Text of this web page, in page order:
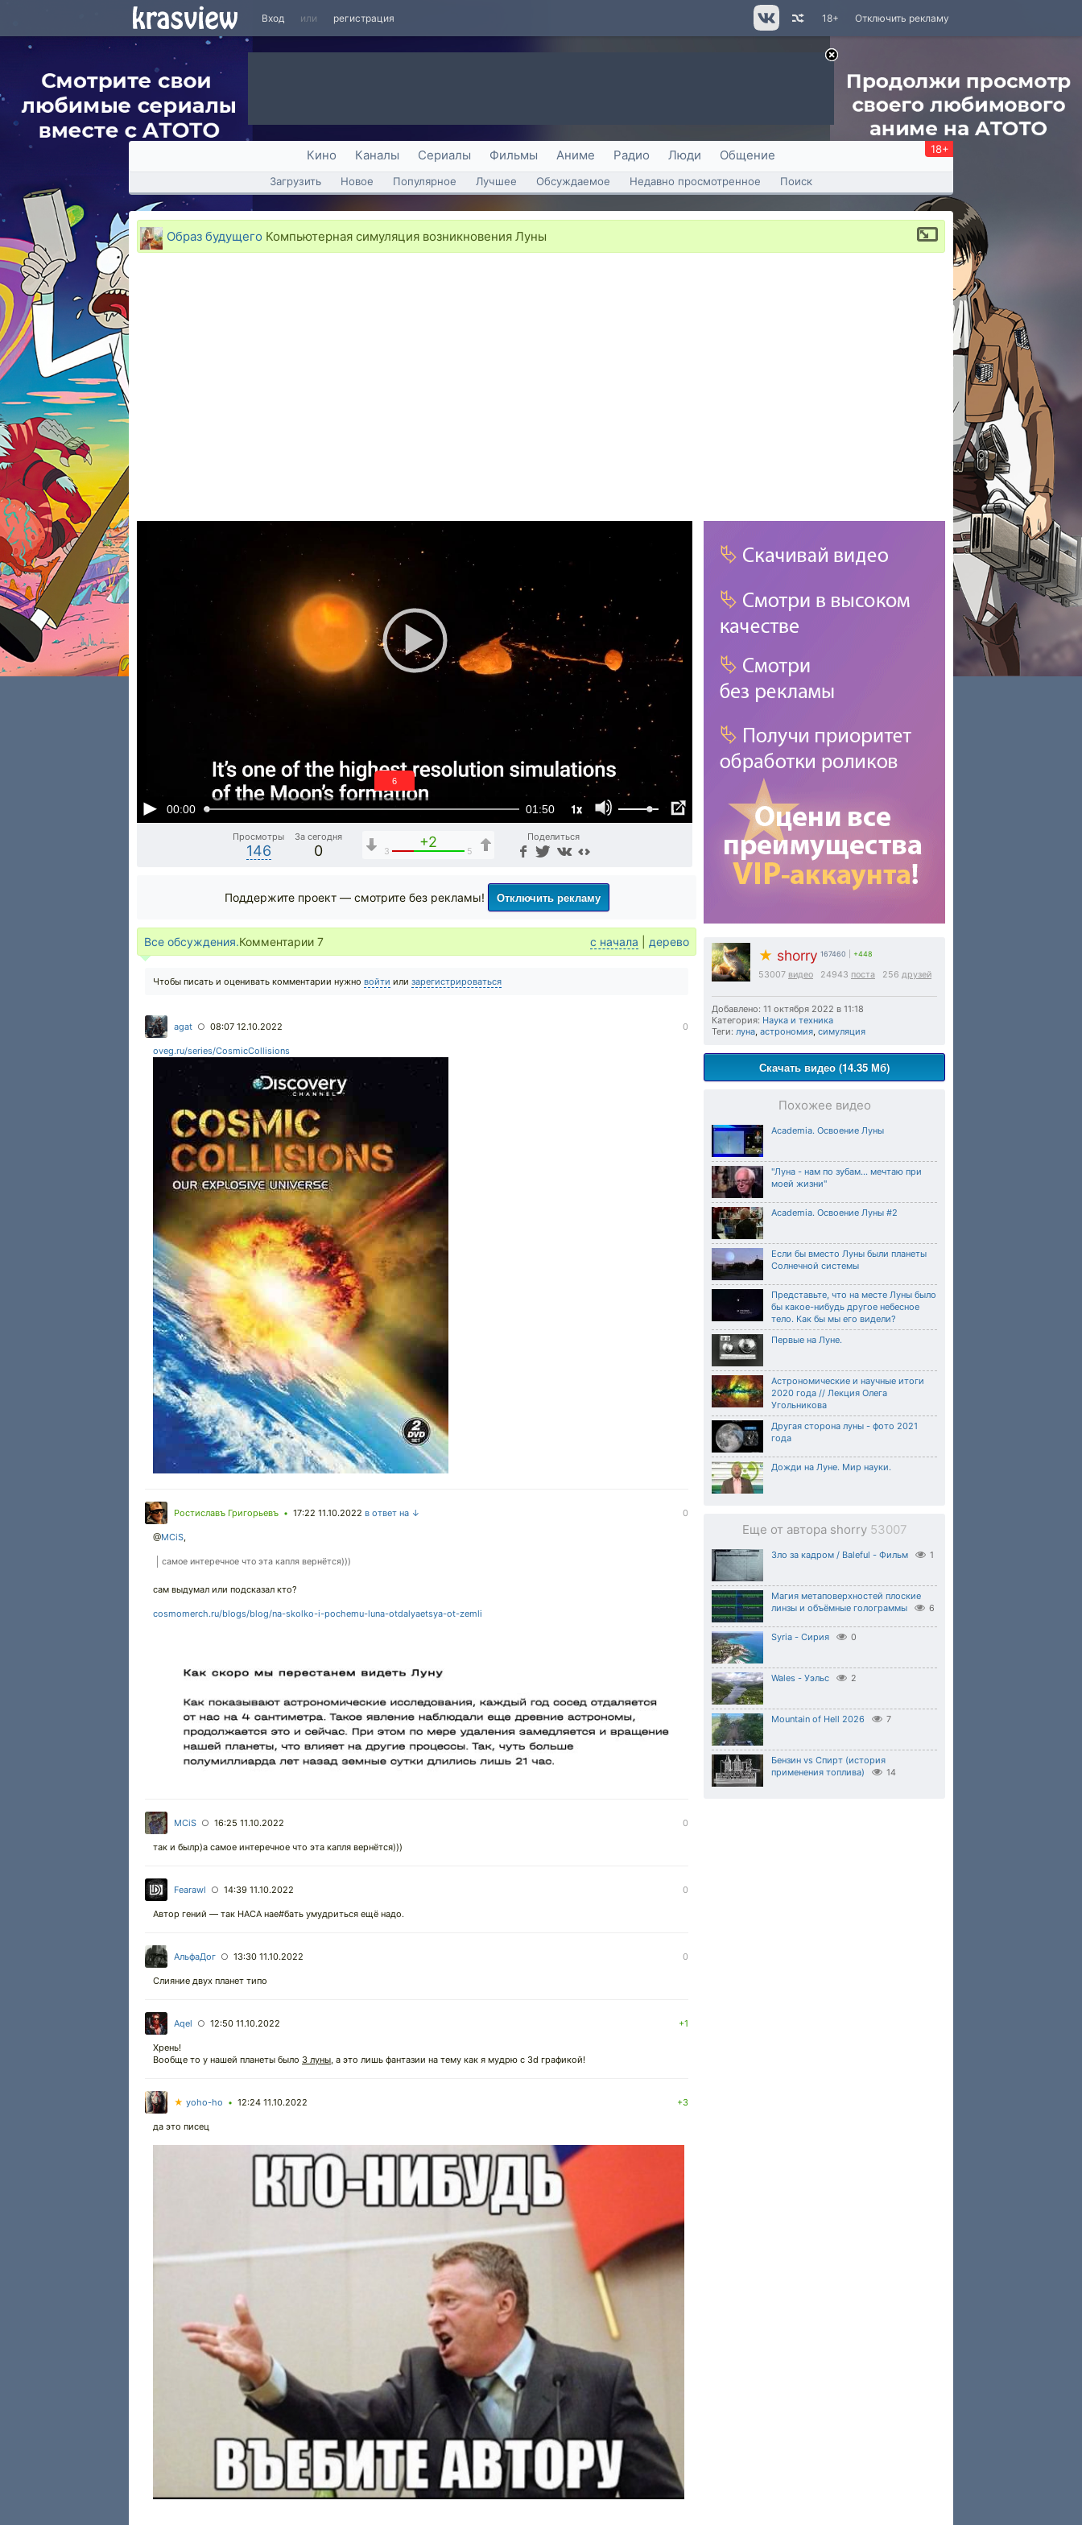
Вход или регистрация Отключить рекламу
18+
Кино Каналы Сериалы Фильмы Аниме Радио Люди Общение 18+
Загрузить Новое Популярное Лучшее Обсуждаемое Недавно просмотренное Поиск
Образ будущего Компьютерная симуляция возникновения Луны
00:00 01:50 1x
6
Просмотры
146
За сегодня
0
+2
3 5
Поделиться
★ shorry 167460 +448
53007 видео 24943 поста 256 друзей
Добавлено: 11 октября 2022 в 11:18
Категория: Наука и техника
Теги: луна, астрономия, симуляция
Скачать видео (14.35 Мб)
Похожее видео
Academia. Освоение Луны
"Луна - нам по зубам... мечтаю при
моей жизни"
Academia. Освоение Луны #2
Если бы вместо Луны были планеты
Солнечной системы
Представьте, что на месте Луны было
бы какое-нибудь другое небесное
тело. Как бы мы его видели?
Первые на Луне.
Астрономические и научные итоги
2020 года // Лекция Олега
Угольникова
Другая сторона луны - фото 2021
года
Дожди на Луне. Мир науки.
Еще от автора shorry 53007
Зло за кадром / Baleful - Фильм 1
Магия метаповерхностей плоские
линзы и объёмные голограммы
6
Syria - Сирия 0
Wales - Уэльс 2
Mountain of Hell 2026 7
Бензин vs Спирт (история
применения топлива)
14
Поддержите проект — смотрите без рекламы! Отключить рекламу
Все обсуждения.Комментарии 7 с начала дерево
Чтобы писать и оценивать комментарии нужно войти или зарегистрироваться
agat ○ 08:07 12.10.2022 0
oveg.ru/series/CosmicCollisions
Ростиславъ Григорьевъ • 17:22 11.10.2022 в ответ на ↓ 0
@MCiS,
самое интеречное что эта капля вернётся)))
сам выдумал или подсказал кто?
cosmomerch.ru/blogs/blog/na-skolko-i-pochemu-luna-otdalyaetsya-ot-zemli
MCiS ○ 16:25 11.10.2022 0
так и былр)а самое интеречное что эта капля вернётся)))
Fearawl ○ 14:39 11.10.2022 0
Автор гений — так НАСА нае#бать умудриться ещё надо.
АльфаДог ○ 13:30 11.10.2022 0
Слияние двух планет типо
Aqel ○ 12:50 11.10.2022 +1
Хрень!
Вообще то у нашей планеты было 3 луны, а это лишь фантазии на тему как я мудрю с 3d графикой!
★ yoho-ho • 12:24 11.10.2022 +3
да это писец